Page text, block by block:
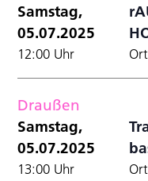
Samstag,
05.07.2025
12:00 Uhr
Draußen
Samstag,
05.07.2025
13:00 Uhr